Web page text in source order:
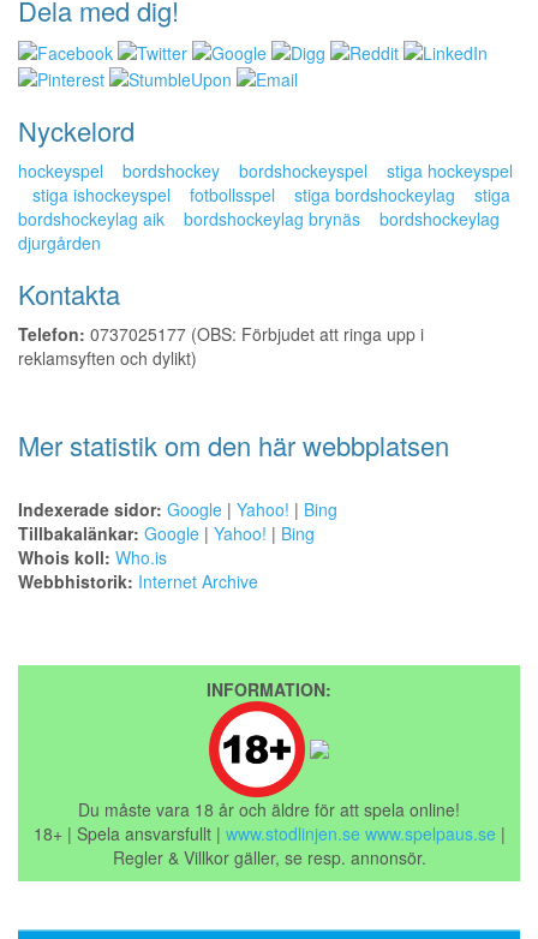
Dela med dig!
Nyckelord
hockeyspel bordshockey bordshockeyspel
stiga hockeyspel
stiga ishockeyspel
fotbollsspel stiga bordshockeylag
stiga
bordshockeylag aik
bordshockeylag brynäs
bordshockeylag
djurgården
Kontakta
Telefon: 0737025177 (OBS: Förbjudet att ringa upp i
reklamsyften och dylikt)
Mer statistik om den här webbplatsen
Indexerade sidor: Google | Yahoo! | Bing
Tillbakalänkar: Google | Yahoo! | Bing
Whois koll: Who.is
Webbhistorik: Internet Archive
INFORMATION:
Du måste vara 18 år och äldre för att spela online!
18+ | Spela ansvarsfullt | www.stodlinjen.se www.spelpaus.se |
Regler & Villkor gäller, se resp. annonsör.